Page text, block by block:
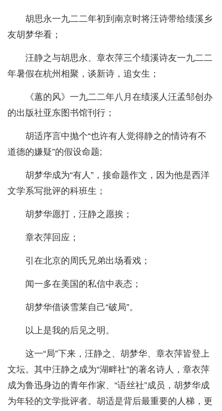
胡思永一九二二年初到南京时将汪诗带给绩溪乡
友胡梦华看；
汪静之与胡思永、章衣萍三个绩溪诗友一九二二
年暑假在杭州相聚，谈新诗，追女生；
《蕙的风》一九二二年八月在绩溪人汪孟邹创办
的出版社亚东图书馆刊行；
胡适序言中抛个“也许有人觉得静之的情诗有不
道德的嫌疑”的假设命题;
胡梦华成为“有人”，接命题作文，因为他是西洋
文学系写批评的科班生；
胡梦华愿打，汪静之愿挨；
章衣萍回应；
引在北京的周氏兄弟出场看戏；
闻一多在美国的私信中表态；
胡梦华借谈雪莱自己“破局”。
以上是我的后见之明。
这一“局”下来，汪静之、胡梦华、章衣萍皆登上
文坛。其中汪静之成为“湖畔社”的著名诗人，章衣萍
成为鲁迅身边的青年作家、“语丝社”成员，胡梦华成
为年轻的文学批评者。胡适是背后最重要的人梯，更